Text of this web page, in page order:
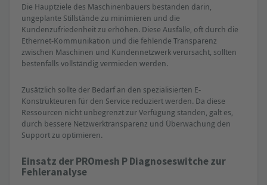
Die Hauptziele des Maschinenbauers bestanden darin,
ungeplante Stillstände zu minimieren und die
Kundenzufriedenheit zu erhöhen. Diese Ausfälle, oft durch die
Ethernet-Kommunikation und die fehlende Transparenz
zwischen Maschinen und Kundennetzwerk verursacht, sollten
bestenfalls vollständig vermieden werden.
Zusätzlich sollte der Bedarf an den spezialisierten E-
Konstrukteuren für den Service reduziert werden. Da diese
Ressourcen nicht unbegrenzt zur Verfügung standen, galt es,
durch bessere Netzwerktransparenz und Überwachung den
Support zu optimieren.
Einsatz der PROmesh P Diagnoseswitche zur
Fehleranalyse